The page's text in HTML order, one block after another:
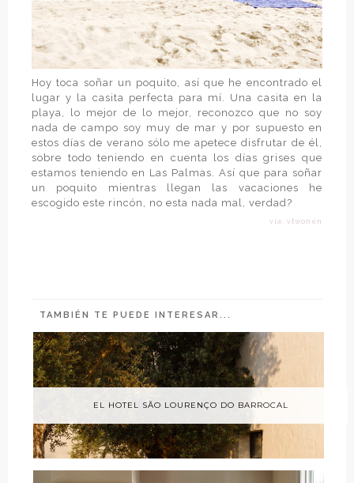
Hoy toca soñar un poquito, así que he encontrado el
lugar y la casita perfecta para mí. Una casita en la
playa, lo mejor de lo mejor, reconozco que no soy
nada de campo soy muy de mar y por supuesto en
estos días de verano sólo me apetece disfrutar de él,
sobre todo teniendo en cuenta los días grises que
estamos teniendo en Las Palmas. Así que para soñar
un poquito mientras llegan las vacaciones he
escogido este rincón, no esta nada mal, verdad?
vía: vtwonen
TAMBIÉN TE PUEDE INTERESAR...
EL HOTEL SÃO LOURENÇO DO BARROCAL